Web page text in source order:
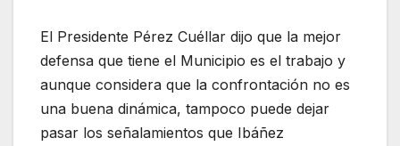
El Presidente Pérez Cuéllar dijo que la mejor
defensa que tiene el Municipio es el trabajo y
aunque considera que la confrontación no es
una buena dinámica, tampoco puede dejar
pasar los señalamientos que Ibáñez